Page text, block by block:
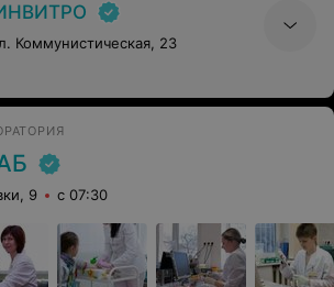
же было все иначе. Я иду к
со спокойной душой и
состоянии, т.к уже заранее
хорошо и мне окажут
к нам !!!!
Коммунистическая, 23
9 с 07:30